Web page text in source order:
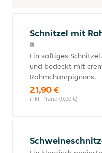
Schnitzel mit
Ein saftiges
und bedeckt mit
Rahmchampignons.
21,90 €
inkl. Pfand (0,00 €)